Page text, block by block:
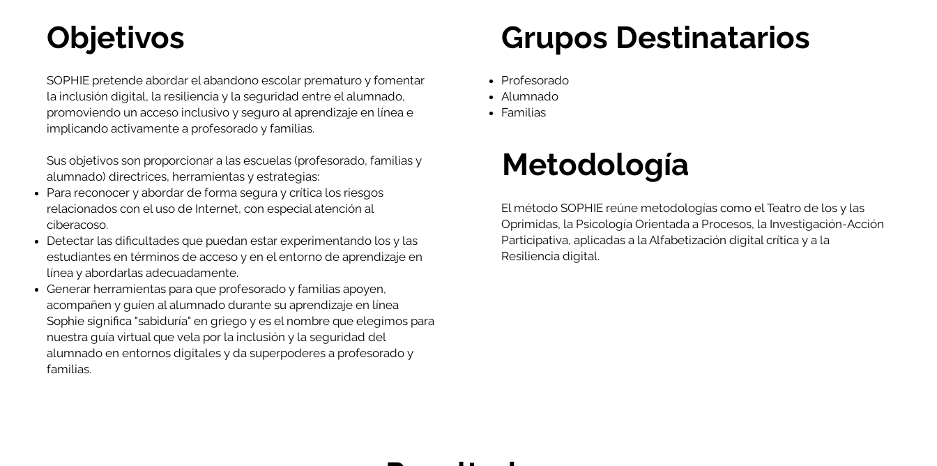
Objetivos
SOPHIE pretende abordar el abandono escolar prematuro y fomentar
la inclusión digital, la resiliencia y la seguridad entre el alumnado,
promoviendo un acceso inclusivo y seguro al aprendizaje en línea e
implicando activamente a profesorado y familias.
Sus objetivos son proporcionar a las escuelas (profesorado, familias y
alumnado) directrices, herramientas y estrategias:
Para reconocer y abordar de forma segura y crítica los riesgos
relacionados con el uso de Internet, con especial atención al
ciberacoso.
Detectar las dificultades que puedan estar experimentando los y las
estudiantes en términos de acceso y en el entorno de aprendizaje en
línea y abordarlas adecuadamente.
Generar herramientas para que profesorado y familias apoyen,
acompañen y guíen al alumnado durante su aprendizaje en línea
Sophie significa "sabiduría" en griego y es el nombre que elegimos para
nuestra guía virtual que vela por la inclusión y la seguridad del
alumnado en entornos digitales y da superpoderes a profesorado y
familias.
Grupos Destinatarios
Profesorado
Alumnado
Familias
Metodología
El método SOPHIE reúne metodologías como el Teatro de los y las
Oprimidas, la Psicología Orientada a Procesos, la Investigación-Acción
Participativa, aplicadas a la Alfabetización digital crítica y a la
Resiliencia digital.